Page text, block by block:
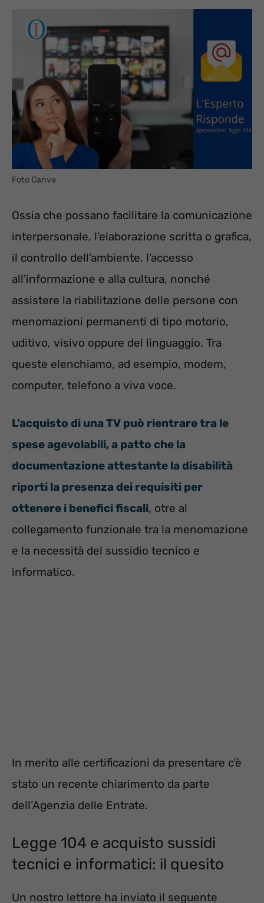
Foto Canva
Ossia che possano facilitare la comunicazione
interpersonale, l’elaborazione scritta o grafica,
il controllo dell’ambiente, l’accesso
all’informazione e alla cultura, nonché
assistere la riabilitazione delle persone con
menomazioni permanenti di tipo motorio,
uditivo, visivo oppure del linguaggio. Tra
queste elenchiamo, ad esempio, modem,
computer, telefono a viva voce.
L’acquisto di una TV può rientrare tra le
spese agevolabili, a patto che la
documentazione attestante la disabilità
riporti la presenza dei requisiti per
ottenere i benefici fiscali, otre al
collegamento funzionale tra la menomazione
e la necessità del sussidio tecnico e
informatico.
In merito alle certificazioni da presentare c’è
stato un recente chiarimento da parte
dell’Agenzia delle Entrate.
Legge 104 e acquisto sussidi
tecnici e informatici: il quesito
Un nostro lettore ha inviato il seguente